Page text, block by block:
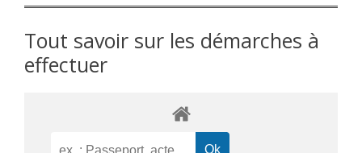
Tout savoir sur les démarches à
effectuer